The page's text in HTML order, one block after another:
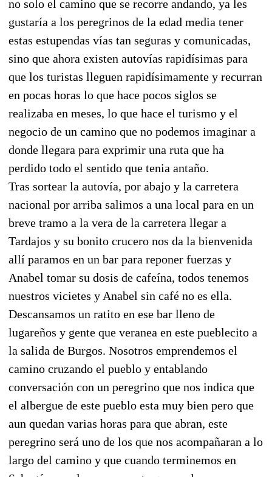
no solo el camino que se recorre andando, ya les
gustaría a los peregrinos de la edad media tener
estas estupendas vías tan seguras y comunicadas,
sino que ahora existen autovías rapidísimas para
que los turistas lleguen rapidísimamente y recurran
en pocas horas lo que hace pocos siglos se
realizaba en meses, lo que hace el turismo y el
negocio de un camino que no podemos imaginar a
donde llegara para exprimir una ruta que ha
perdido todo el sentido que tenia antaño.
Tras sortear la autovía, por abajo y la carretera
nacional por arriba salimos a una local para en un
breve tramo a la vera de la carretera llegar a
Tardajos y su bonito crucero nos da la bienvenida
allí paramos en un bar para reponer fuerzas y
Anabel tomar su dosis de cafeína, todos tenemos
nuestros vicietes y Anabel sin café no es ella.
Descansamos un ratito en ese bar lleno de
lugareños y gente que veranea en este pueblecito a
la salida de Burgos. Nosotros emprendemos el
camino cruzando el pueblo y entablando
conversación con un peregrino que nos indica que
el albergue de este pueblo esta muy bien pero que
aun quedan varias horas para que abran, este
peregrino será uno de los que nos acompañaran a lo
largo del camino y que cuando terminemos en